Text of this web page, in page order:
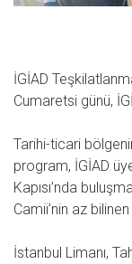
İGİAD
Cumaretsi günü,
Tarihi-ticari
program, İGİAD
Kapısı’nda
Camii’nin az
İstanbul Limanı,